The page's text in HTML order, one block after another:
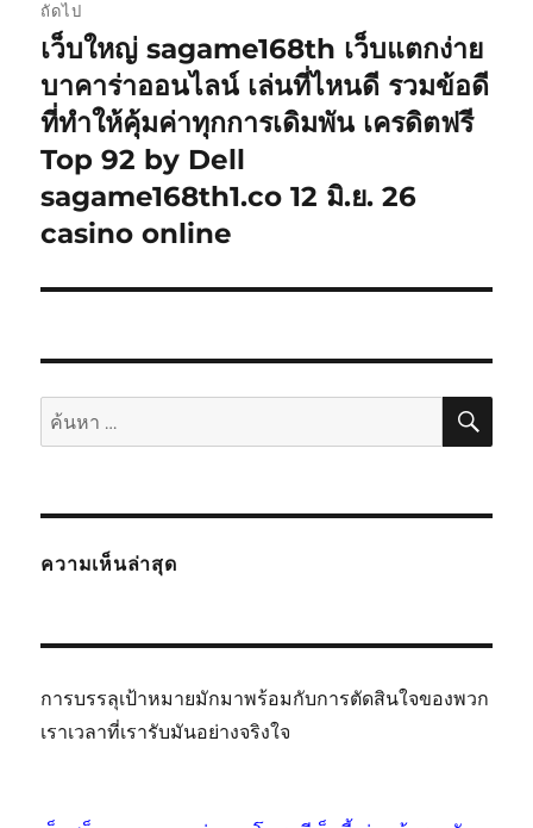
ถัดไป
เรื่อง
ต่อ
ไป:
เว็บใหญ่ sagame168th เว็บแตกง่าย
บาคาร่าออนไลน์ เล่นที่ไหนดี รวมข้อดี
ที่ทำให้คุ้มค่าทุกการเดิมพัน เครดิตฟรี
Top 92 by Dell
sagame168th1.co 12 มิ.ย. 26
casino online
ค้นหา: ค้น
ความเห็นล่าสุด
การบรรลุเป้าหมายมักมาพร้อมกับการตัดสินใจของพวก
เราเวลาที่เรารับมันอย่างจริงใจ